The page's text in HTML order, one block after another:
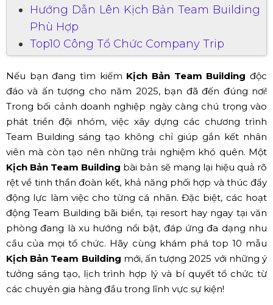
Hướng Dẫn Lên Kịch Bản Team Building
Phù Hợp
Top10 Công Tổ Chức Company Trip
Nếu bạn đang tìm kiếm Kịch Bản Team Building độc
đáo và ấn tượng cho năm 2025, bạn đã đến đúng nơi!
Trong bối cảnh doanh nghiệp ngày càng chú trọng vào
phát triển đội nhóm, việc xây dựng các chương trình
Team Building sáng tạo không chỉ giúp gắn kết nhân
viên mà còn tạo nên những trải nghiệm khó quên. Một
Kịch Bản Team Building bài bản sẽ mang lại hiệu quả rõ
rệt về tinh thần đoàn kết, khả năng phối hợp và thúc đẩy
động lực làm việc cho từng cá nhân. Đặc biệt, các hoạt
động Team Building bãi biển, tại resort hay ngay tại văn
phòng đang là xu hướng nổi bật, đáp ứng đa dạng nhu
cầu của mọi tổ chức. Hãy cùng khám phá top 10 mẫu
Kịch Bản Team Building mới, ấn tượng 2025 với những ý
tưởng sáng tạo, lịch trình hợp lý và bí quyết tổ chức từ
các chuyên gia hàng đầu trong lĩnh vực sự kiện!